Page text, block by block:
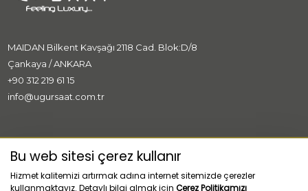
MAIDAN Bilkent Kavşağı 2118 Cad. Blok:D/8
Çankaya / ANKARA
+90 312 219 61 15
info@ugursaat.com.tr
MARKALAR
KURUMSAL
Bu web sitesi çerez kullanır
Hizmet kalitemizi artırmak adına internet sitemizde çerezler
kullanmaktayız. Detaylı bilgi almak için Çerez Politikamızı